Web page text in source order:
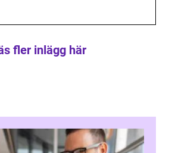
fler inlägg här